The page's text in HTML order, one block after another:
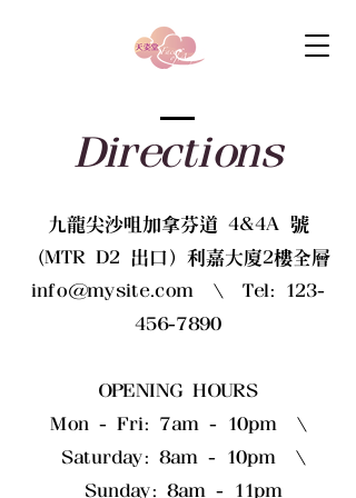
Directions
九龍尖沙咀加拿芬道 4&4A 號
（MTR D2 出口）利嘉大廈2樓全層
info@mysite.com \ Tel:
123-
456-7890
OPENING HOURS
Mon - Fri: 7am - 10pm \
Saturday: 8am - 10pm \
Sunday: 8am - 11pm